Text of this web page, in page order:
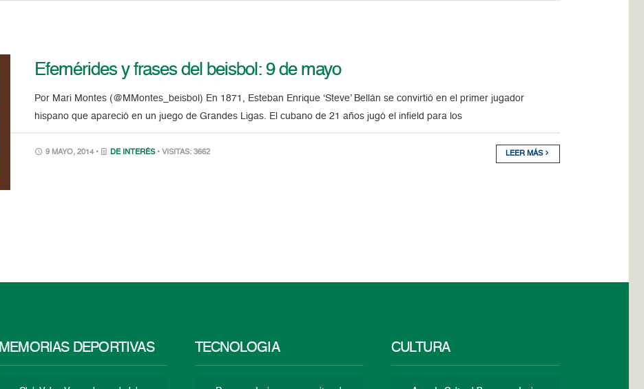
Efemérides y frases del beisbol: 9 de mayo
Por Mari Montes (@MMontes_beisbol) En 1871, Esteban Enrique ‘Steve’ Bellán se convirtió en el primer jugador
hispano que apareció en un juego de Grandes Ligas. El cubano de 21 años jugó el infield para los
9 MAYO, 2014 • DE INTERÉS • VISITAS: 3662 LEER MÁS
MEMORIAS DEPORTIVAS TECNOLOGÍA CULTURA